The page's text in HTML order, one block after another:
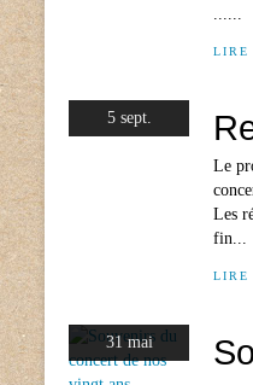
......
LIRE
5 sept.
Le
Les
fin...
LIRE
31 mai